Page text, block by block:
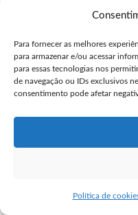
Para fornecer as melhores
para armazenar e/ou acessar
para essas tecnologias nos
de navegação ou IDs exclusivos
consentimento pode afetar
Política de
Misoprostol Original
© Copyright